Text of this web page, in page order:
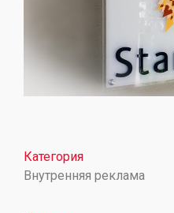
Категория
Внутренняя реклама